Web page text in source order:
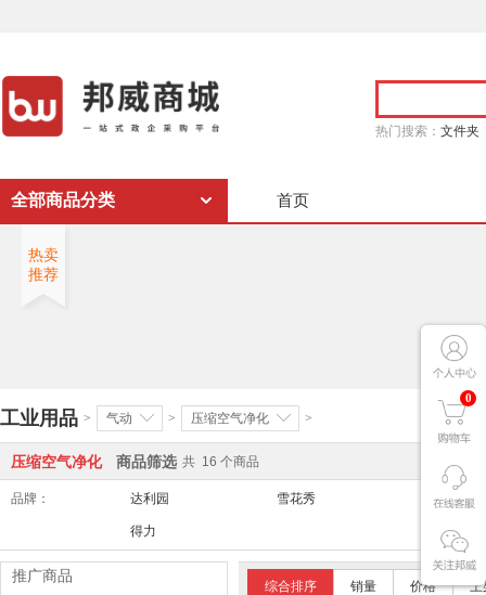
热门搜索： 文件夹
0
全部商品分类 首页
热卖
推荐
工业用品 > 气动 > 压缩空气净化 >
压缩空气净化 商品筛选 共 16 个商品
品牌： 达利园 雪花秀 舒适达/
得力
综合排序 销量 价格 上
推广商品